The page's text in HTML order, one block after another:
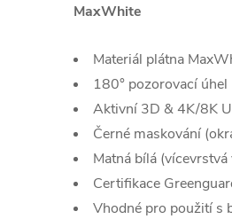
MaxWhite
Materiál plátna
180° pozorovací úhel
Aktivní 3D & 4K/8K
Černé maskování
Matná bílá (vícevrstvá
Certifikace
Vhodné pro použití s